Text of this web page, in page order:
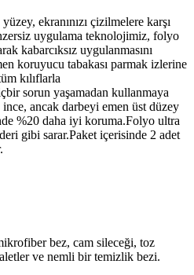
ekranınızı çizilmelere karşı
uygulama teknolojimiz, folyo
kabarcıksız uygulanmasını
koruyucu tabakası parmak izlerine
kılıflarla
sorun yaşamadan kullanmaya
ancak darbeyi emen üst düzey
%20 daha iyi koruma.Folyo ultra
gibi sarar.Paket içerisinde 2 adet
bez, cam sileceği, toz
ve nemli bir temizlik bezi.